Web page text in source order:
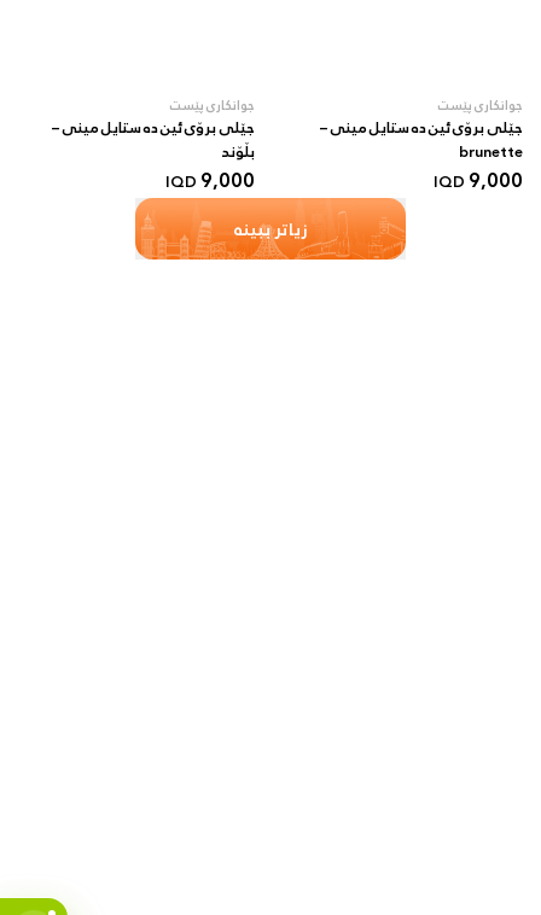
جوانکاری پێست
جێلی برۆی ئین دە ستایل مینی –
brunette
9,000
IQD
جوانکاری پێست
جێلی برۆی ئین دە ستایل مینی –
بڵۆند
9,000
IQD
زیاتر ببینە